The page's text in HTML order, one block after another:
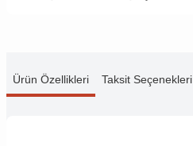
Ürün Özellikleri Taksit Seçenekleri